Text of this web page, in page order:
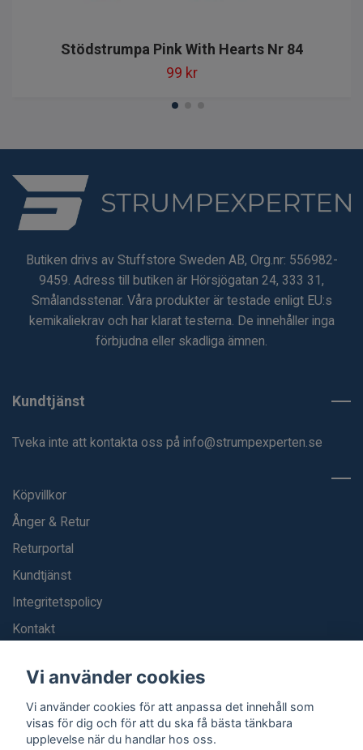
Stödstrumpa Pink With Hearts Nr 84
99 kr
Butiken drivs av Stuffstore Sweden AB, Org.nr: 556982-
9459. Adress till butiken är Hörsjögatan 24, 333 31,
Smålandsstenar. Våra produkter är testade enligt EU:s
kemikaliekrav och har klarat testerna. De innehåller inga
förbjudna eller skadliga ämnen.
Kundtjänst
Tveka inte att kontakta oss på info@strumpexperten.se
Köpvillkor
Ånger & Retur
Returportal
Kundtjänst
Integritetspolicy
Kontakt
Vi använder cookies
Vi använder cookies för att anpassa det innehåll som
visas för dig och för att du ska få bästa tänkbara
upplevelse när du handlar hos oss.